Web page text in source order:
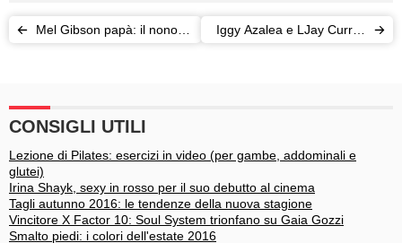
Mel Gibson papà: il nono
Iggy Azalea e LJay Currie:
CONSIGLI UTILI
Lezione di Pilates: esercizi in video (per gambe, addominali e
glutei)
Irina Shayk, sexy in rosso per il suo debutto al cinema
Tagli autunno 2016: le tendenze della nuova stagione
Vincitore X Factor 10: Soul System trionfano su Gaia Gozzi
Smalto piedi: i colori dell'estate 2016